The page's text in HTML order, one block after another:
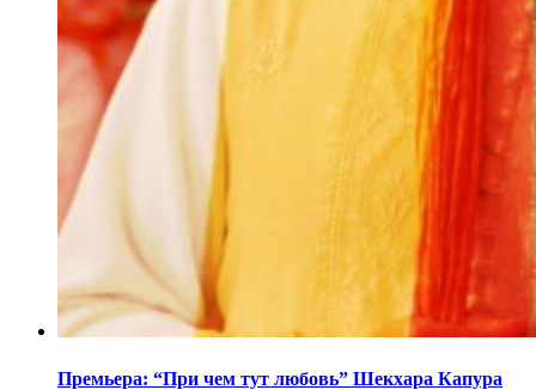
Премьера: “При чем тут любовь” Шекхара Капура